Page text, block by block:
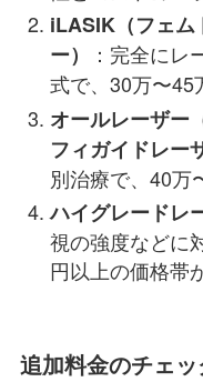
iLASIK（フェム
ー）
：完全に
式で、30万〜45
オールレーザー
フィガイドレー
別治療で、40万
ハイグレードレ
視の強度などに
円以上の価格帯
追加料金のチェ